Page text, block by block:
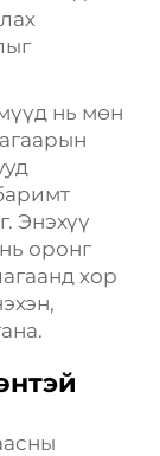
нь мөн
Энэхүү
оронг
хор